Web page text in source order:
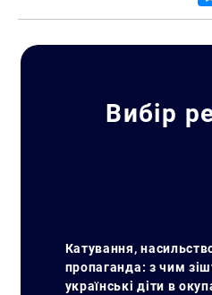
Вибір
Катування,
пропаганда: з чим
українські діти в